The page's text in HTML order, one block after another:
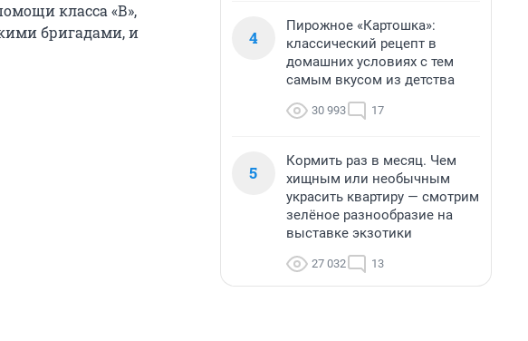
класса «В»,
бригадами, и
4
Пирожное «Картошка»:
классический рецепт в
домашних условиях с тем
самым вкусом из детства
30 993 17
5
Кормить раз в месяц. Чем
хищным или необычным
украсить квартиру — смотрим
зелёное разнообразие на
выставке экзотики
27 032 13